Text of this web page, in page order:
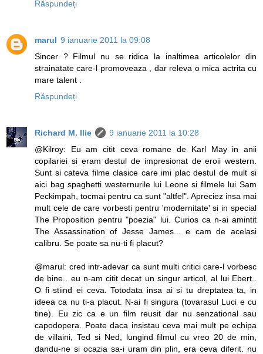
Răspundeți
marul 9 ianuarie 2011 la 09:08
Sincer ? Filmul nu se ridica la inaltimea articolelor din
strainatate care-l promoveaza , dar releva o mica actrita cu
mare talent .
Răspundeți
Richard M. Ilie
9 ianuarie 2011 la 10:28
@Kilroy: Eu am citit ceva romane de Karl May in anii
copilariei si eram destul de impresionat de eroii western.
Sunt si cateva filme clasice care imi plac destul de mult si
aici bag spaghetti westernurile lui Leone si filmele lui Sam
Peckimpah, tocmai pentru ca sunt "altfel". Apreciez insa mai
mult cele de care vorbesti pentru 'modernitate' si in special
The Proposition pentru "poezia" lui. Curios ca n-ai amintit
The Assassination of Jesse James... e cam de acelasi
calibru. Se poate sa nu-ti fi placut?
@marul: cred intr-adevar ca sunt multi critici care-l vorbesc
de bine.. eu n-am citit decat un singur articol, al lui Ebert..
O fi stiind ei ceva. Totodata insa ai si tu dreptatea ta, in
ideea ca nu ti-a placut. N-ai fi singura (tovarasul Luci e cu
tine). Eu zic ca e un film reusit dar nu senzational sau
capodopera. Poate daca insistau ceva mai mult pe echipa
de villaini, Ted si Ned, lungind filmul cu vreo 20 de min,
dandu-ne si ocazia sa-i uram din plin, era ceva diferit. nu